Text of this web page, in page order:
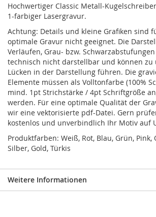
Hochwertiger Classic Metall-
1-farbiger Lasergravur.
Achtung: Details und kleine Grafiken sind
optimale Gravur nicht geeignet. Die
Verläufen, Grau- bzw.
technisch nicht darstellbar und können zu
Lücken in der Darstellung führen. Die
Elemente müssen als Volltonfarbe (100%
mind. 1pt Strichstärke / 4pt Schriftgröße
werden. Für eine optimale Qualität der
wir eine vektorisierte pdf-Datei. Gern
kostenlos und unverbindlich Ihr Motiv auf
Produktfarben: Weiß, Rot, Blau, Grün, Pink,
Silber, Gold, Türkis
Weitere Informationen